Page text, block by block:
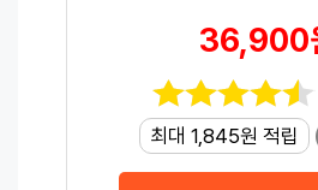
36,900
최대 1,845원 적립